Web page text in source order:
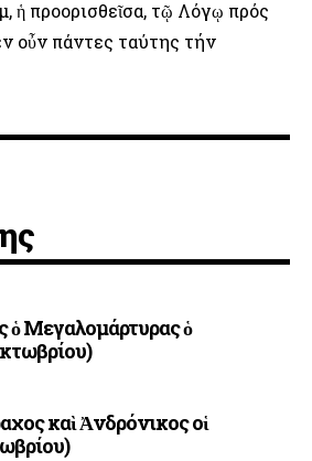
ἡ προορισθεῖσα, τῷ Λόγῳ πρός
οὖν πάντες ταύτης τήν
ὁ Μεγαλομάρτυρας ὁ
καὶ Ἀνδρόνικος οἱ